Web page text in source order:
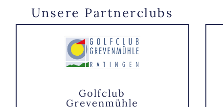
Unsere Partnerclubs
Golfclub
Grevenmühle